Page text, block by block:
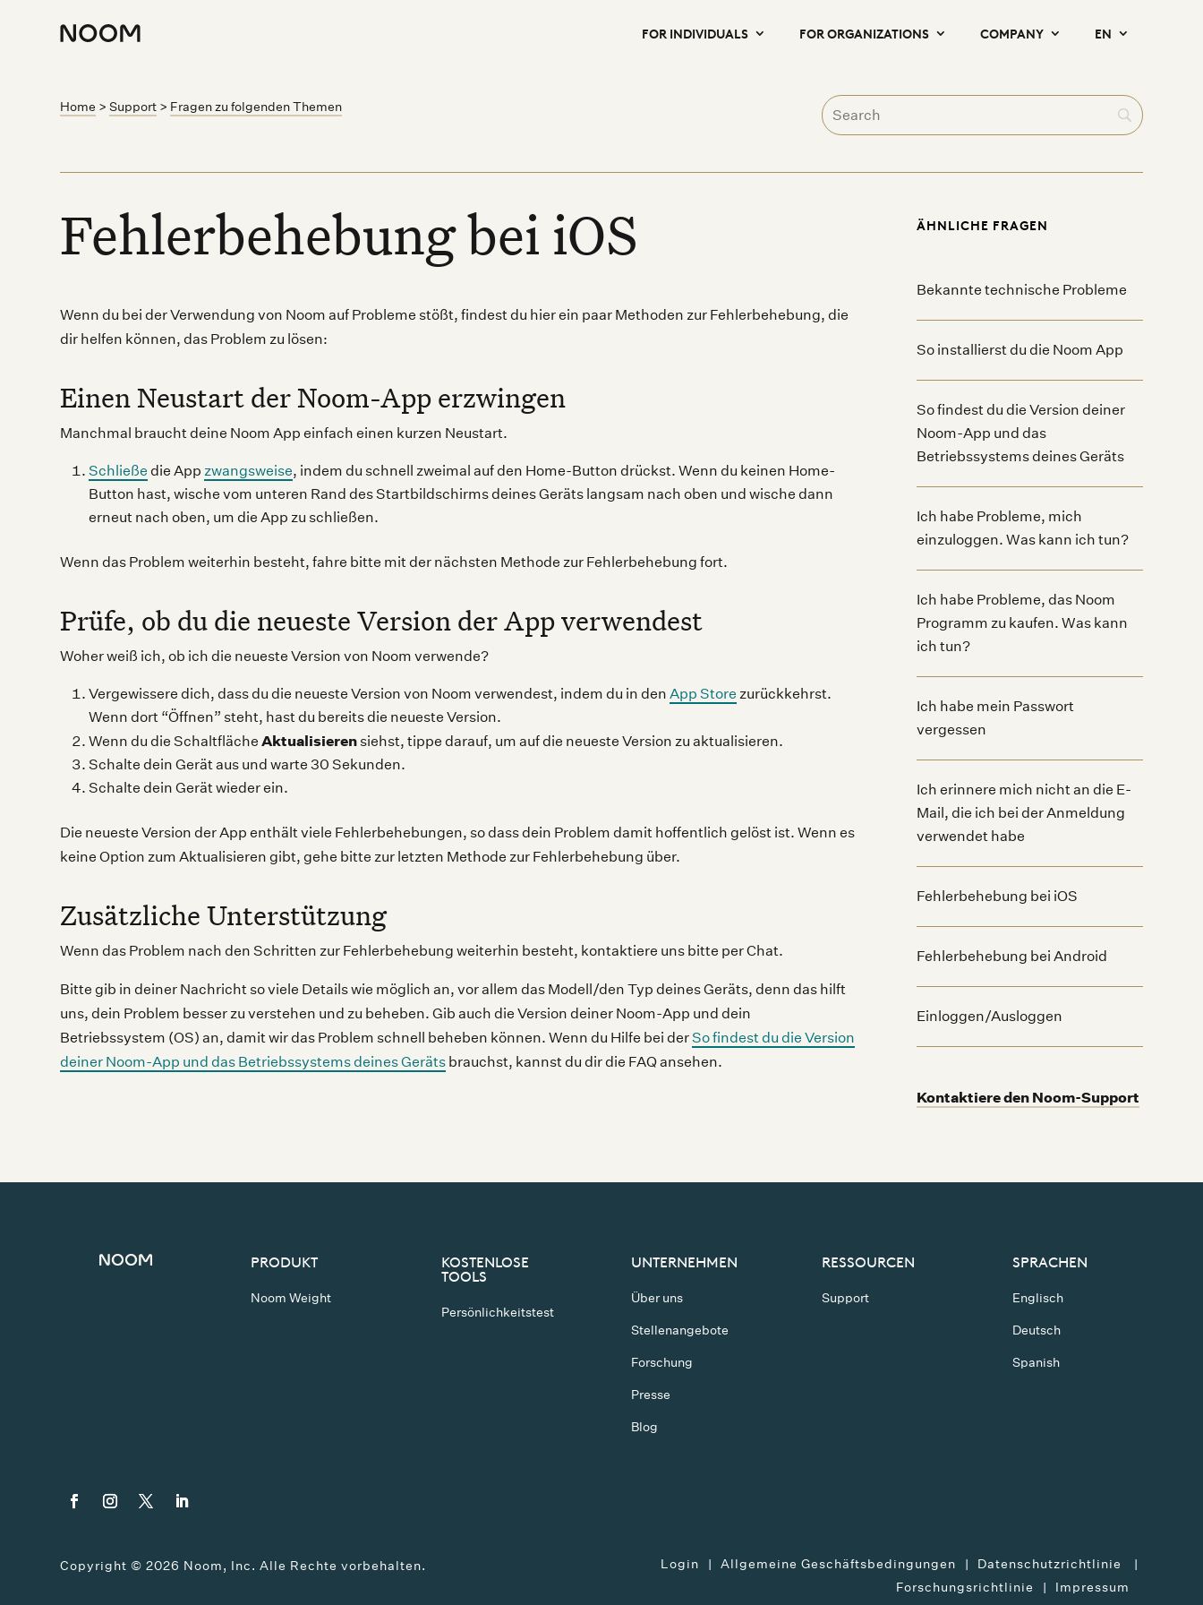
FOR INDIVIDUALS FOR ORGANIZATIONS COMPANY EN
Home >Support > Fragen zu folgenden Themen
Fehlerbehebung bei iOS
Wenn du bei der Verwendung von Noom auf Probleme stößt, findest du hier ein paar Methoden zur Fehlerbehebung, die
dir helfen können, das Problem zu lösen:
Einen Neustart der Noom-App erzwingen
Manchmal braucht deine Noom App einfach einen kurzen Neustart.
Schließe die Appzwangsweise, indem du schnell zweimal auf den Home-Button drückst. Wenn du keinen Home-
Button hast, wische vom unteren Rand des Startbildschirms deines Geräts langsam nach oben und wische dann
erneut nach oben, um die App zu schließen.
Wenn das Problem weiterhin besteht, fahre bitte mit der nächsten Methode zur Fehlerbehebung fort.
Prüfe, ob du die neueste Version der App verwendest
Woher weiß ich, ob ich die neueste Version von Noom verwende?
Vergewissere dich, dass du die neueste Version von Noom verwendest, indem du in denApp Store zurückkehrst.
Wenn dort “Öffnen” steht, hast du bereits die neueste Version.
Wenn du die SchaltflächeAktualisieren siehst, tippe darauf, um auf die neueste Version zu aktualisieren.
Schalte dein Gerät aus und warte 30 Sekunden.
Schalte dein Gerät wieder ein.
Die neueste Version der App enthält viele Fehlerbehebungen, so dass dein Problem damit hoffentlich gelöst ist. Wenn es
keine Option zum Aktualisieren gibt, gehe bitte zur letzten Methode zur Fehlerbehebung über.
Zusätzliche Unterstützung
Wenn das Problem nach den Schritten zur Fehlerbehebung weiterhin besteht, kontaktiere uns bitte per Chat.
Bitte gib in deiner Nachricht so viele Details wie möglich an, vor allem das Modell/den Typ deines Geräts, denn das hilft
uns, dein Problem besser zu verstehen und zu beheben. Gib auch die Version deiner Noom-App und dein
Betriebssystem (OS) an, damit wir das Problem schnell beheben können. Wenn du Hilfe bei derSo findest du die Version
deiner Noom-App und das Betriebssystems deines Geräts brauchst, kannst du dir die FAQ ansehen.
ÄHNLICHE FRAGEN
Bekannte technische Probleme
So installierst du die Noom App
So findest du die Version deiner
Noom-App und das
Betriebssystems deines Geräts
Ich habe Probleme, mich
einzuloggen. Was kann ich tun?
Ich habe Probleme, das Noom
Programm zu kaufen. Was kann
ich tun?
Ich habe mein Passwort
vergessen
Ich erinnere mich nicht an die E-
Mail, die ich bei der Anmeldung
verwendet habe
Fehlerbehebung bei iOS
Fehlerbehebung bei Android
Einloggen/Ausloggen
Kontaktiere den Noom-Support
PRODUKT
Noom Weight
KOSTENLOSE
TOOLS
Persönlichkeitstest
UNTERNEHMEN
Über uns
Stellenangebote
Forschung
Presse
Blog
RESSOURCEN
Support
SPRACHEN
Englisch
Deutsch
Spanish
Copyright ©2026 Noom, Inc. Alle Rechte vorbehalten. Login Allgemeine Geschäftsbedingungen
Datenschutzrichtlinie
Forschungsrichtlinie
Impressum